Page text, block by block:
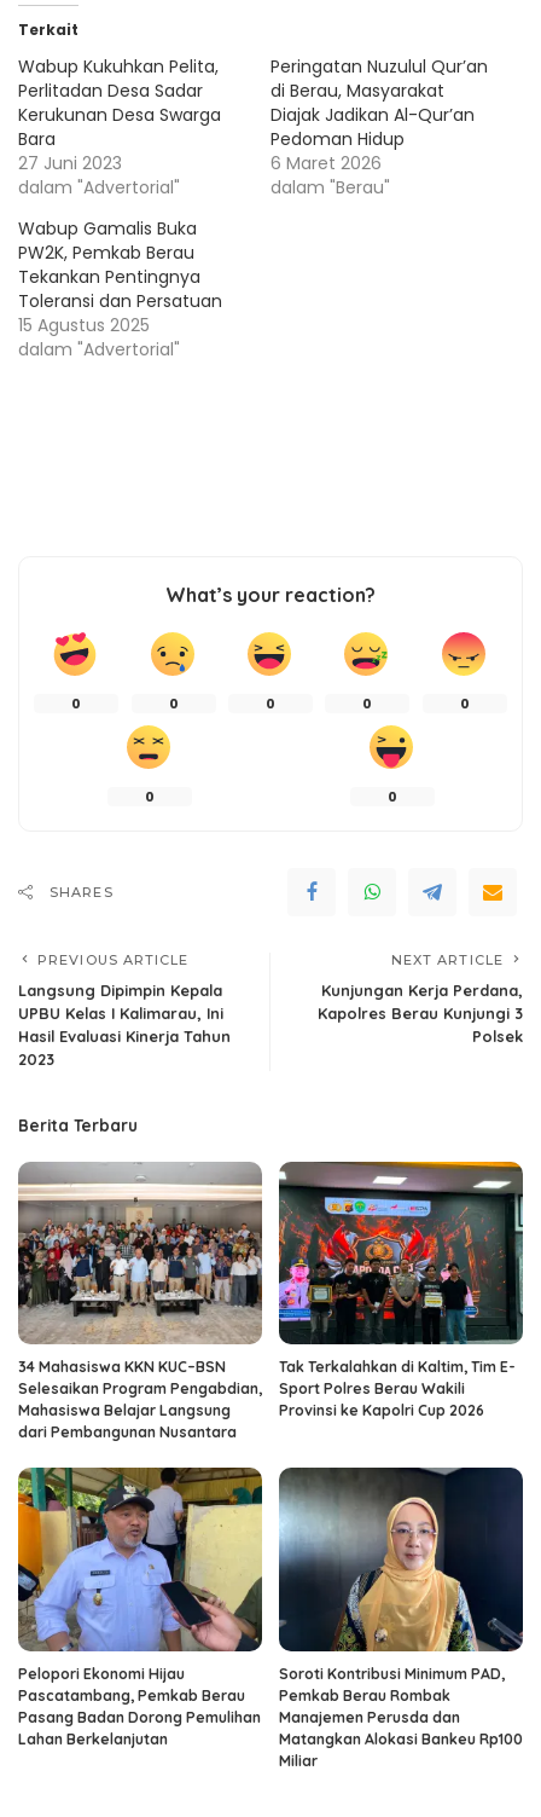
Terkait
Wabup Kukuhkan Pelita,
Perlitadan Desa Sadar
Kerukunan Desa Swarga
Bara
27 Juni 2023
dalam "Advertorial"
Peringatan Nuzulul Qur’an
di Berau, Masyarakat
Diajak Jadikan Al-Qur’an
Pedoman Hidup
6 Maret 2026
dalam "Berau"
Wabup Gamalis Buka
PW2K, Pemkab Berau
Tekankan Pentingnya
Toleransi dan Persatuan
15 Agustus 2025
dalam "Advertorial"
What’s your reaction?
0 0 0 0 0
0 0
SHARES
PREVIOUS ARTICLE
Langsung Dipimpin Kepala
UPBU Kelas I Kalimarau, Ini
Hasil Evaluasi Kinerja Tahun
2023
NEXT ARTICLE
Kunjungan Kerja Perdana,
Kapolres Berau Kunjungi 3
Polsek
Berita Terbaru
34 Mahasiswa KKN KUC–BSN
Selesaikan Program Pengabdian,
Mahasiswa Belajar Langsung
dari Pembangunan Nusantara
Tak Terkalahkan di Kaltim, Tim E-
Sport Polres Berau Wakili
Provinsi ke Kapolri Cup 2026
Pelopori Ekonomi Hijau
Pascatambang, Pemkab Berau
Pasang Badan Dorong Pemulihan
Lahan Berkelanjutan
Soroti Kontribusi Minimum PAD,
Pemkab Berau Rombak
Manajemen Perusda dan
Matangkan Alokasi Bankeu Rp100
Miliar